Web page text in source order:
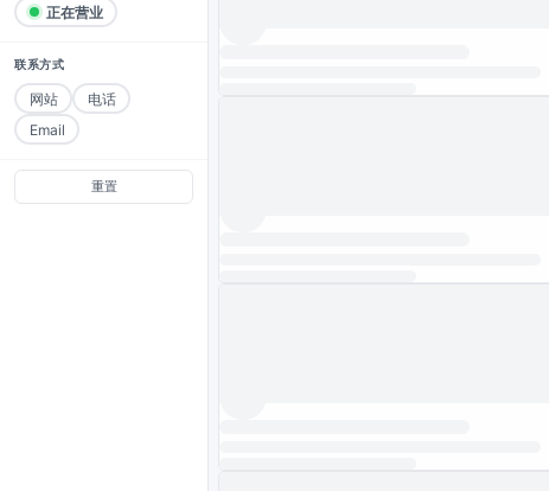
正在营业
联系方式
网站
电话
Email
重置